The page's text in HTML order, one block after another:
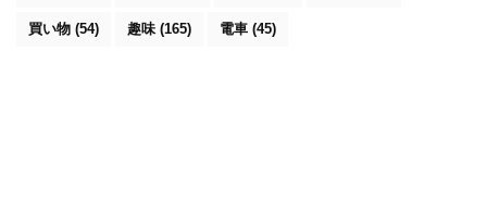
買い物 (54) 趣味(165) 電車 (45)